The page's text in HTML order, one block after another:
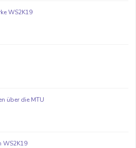
WS2K19
über die MTU
WS2K19